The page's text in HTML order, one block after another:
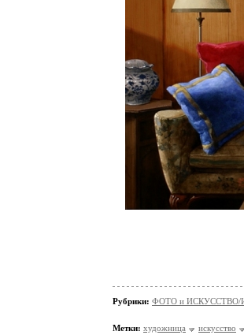
Рубрики: ФОТО и ИСКУССТВО/
Метки: художница искусство